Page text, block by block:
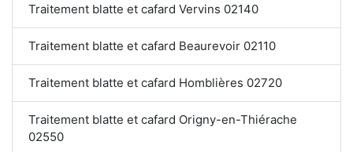
Traitement blatte et cafard Vervins 02140
Traitement blatte et cafard Beaurevoir 02110
Traitement blatte et cafard Homblières 02720
Traitement blatte et cafard Origny-en-Thiérache
02550